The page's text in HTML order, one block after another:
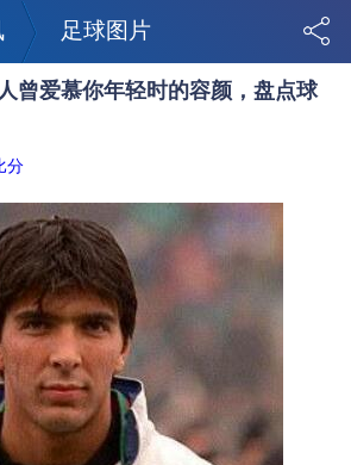
足球图片
曾爱慕你年轻时的容颜，盘点球
分